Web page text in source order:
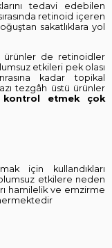
tedavi edebilen
retinoid içeren
sakatlıklara yol
ürünler de retinoidler
etkileri pek olası
kadar topikal
tezgâh üstü ürünler
kontrol etmek çok
için kullandıkları
etkilere neden
hamilelik ve emzirme